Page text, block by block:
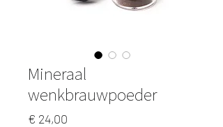
Mineraal
wenkbrauwpoeder
€ 24,00